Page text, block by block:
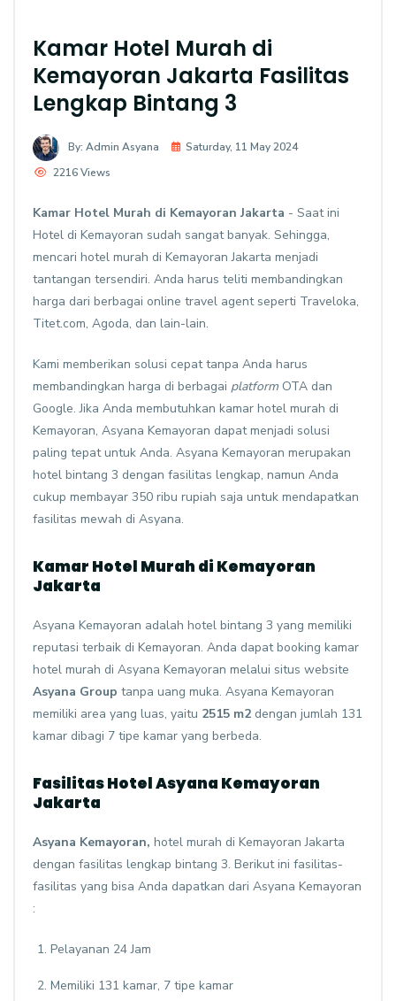
Kamar Hotel Murah di
Kemayoran Jakarta Fasilitas
Lengkap Bintang 3
By: Admin Asyana
Saturday, 11 May 2024
2216 Views
Kamar Hotel Murah di Kemayoran Jakarta - Saat ini
Hotel di Kemayoran sudah sangat banyak. Sehingga,
mencari hotel murah di Kemayoran Jakarta menjadi
tantangan tersendiri. Anda harus teliti membandingkan
harga dari berbagai online travel agent seperti Traveloka,
Titet.com, Agoda, dan lain-lain.
Kami memberikan solusi cepat tanpa Anda harus
membandingkan harga di berbagai platform OTA dan
Google. Jika Anda membutuhkan kamar hotel murah di
Kemayoran, Asyana Kemayoran dapat menjadi solusi
paling tepat untuk Anda. Asyana Kemayoran merupakan
hotel bintang 3 dengan fasilitas lengkap, namun Anda
cukup membayar 350 ribu rupiah saja untuk mendapatkan
fasilitas mewah di Asyana.
Kamar Hotel Murah di Kemayoran
Jakarta
Asyana Kemayoran adalah hotel bintang 3 yang memiliki
reputasi terbaik di Kemayoran. Anda dapat booking kamar
hotel murah di Asyana Kemayoran melalui situs website
Asyana Group tanpa uang muka. Asyana Kemayoran
memiliki area yang luas, yaitu 2515 m2 dengan jumlah 131
kamar dibagi 7 tipe kamar yang berbeda.
Fasilitas Hotel Asyana Kemayoran
Jakarta
Asyana Kemayoran, hotel murah di Kemayoran Jakarta
dengan fasilitas lengkap bintang 3. Berikut ini fasilitas-
fasilitas yang bisa Anda dapatkan dari Asyana Kemayoran
:
Pelayanan 24 Jam
Memiliki 131 kamar, 7 tipe kamar